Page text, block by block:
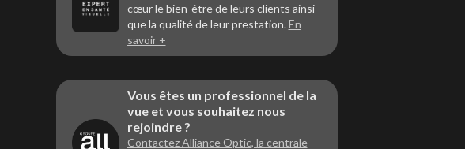
cœur le bien-être de leurs clients ainsi
que la qualité de leur prestation. En
savoir +
Vous êtes un professionnel de la
vue et vous souhaitez nous
rejoindre ?
Contactez Alliance Optic, la centrale